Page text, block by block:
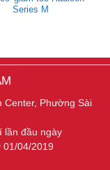
Series M
Center, Phường Sài
lần đầu ngày
01/04/2019